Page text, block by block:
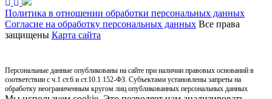
Политика в отношении обработки персональных данных
Согласие на обработку персональных данных Все права
защищены Карта сайта
Персональные данные опубликованы на сайте при наличии правовых оснований в
соответствии с ч.1 ст.6 и ст.10.1 152-ФЗ. Субъектами установлены запреты на
обработку неограниченным кругом лиц опубликованных персональных данных